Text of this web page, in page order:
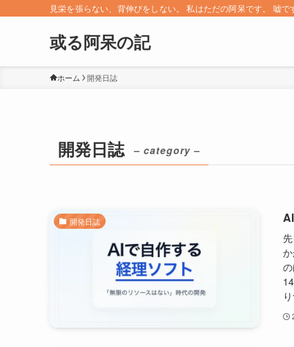
見栄を張らない、背伸びをしない。 私はただの阿呆です。 嘘
或る阿呆の記
ホーム 開発日誌
開発日誌 – category –
開発日誌